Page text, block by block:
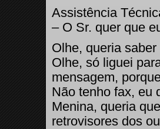
Assistência
– O Sr. quer que
Olhe, queria
Olhe, só liguei
mensagem,
Não tenho fax, eu
Menina, queria
retrovisores dos